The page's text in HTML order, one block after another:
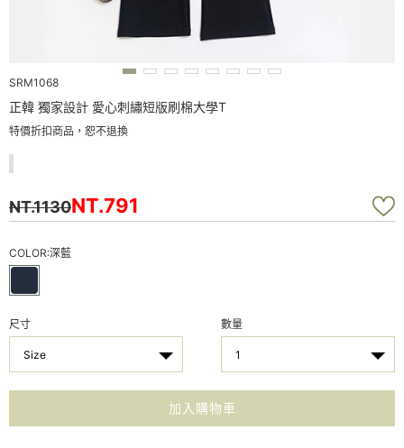
SRM1068
正韓 獨家設計 愛心刺繡短版刷棉大學T
特價折扣商品，恕不退換
NT.1130NT.791
COLOR:深藍
尺寸
Size
數量
1
加入購物車